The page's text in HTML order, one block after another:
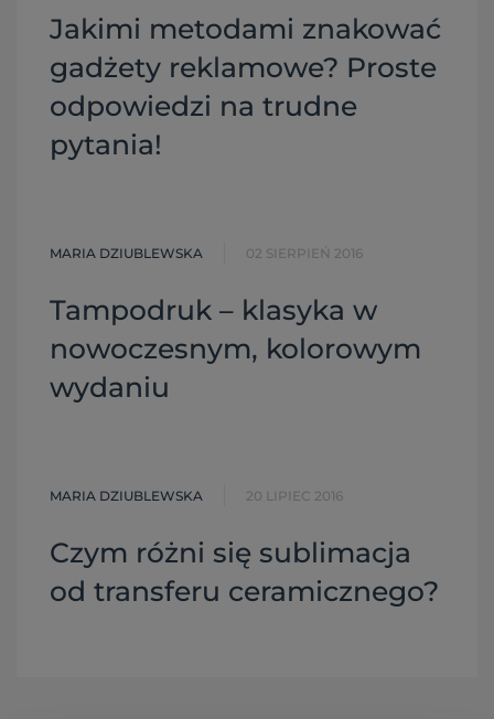
Jakimi metodami znakować
gadżety reklamowe? Proste
odpowiedzi na trudne
pytania!
MARIA DZIUBLEWSKA 02 SIERPIEŃ 2016
Tampodruk – klasyka w
nowoczesnym, kolorowym
wydaniu
MARIA DZIUBLEWSKA 20 LIPIEC 2016
Czym różni się sublimacja
od transferu ceramicznego?